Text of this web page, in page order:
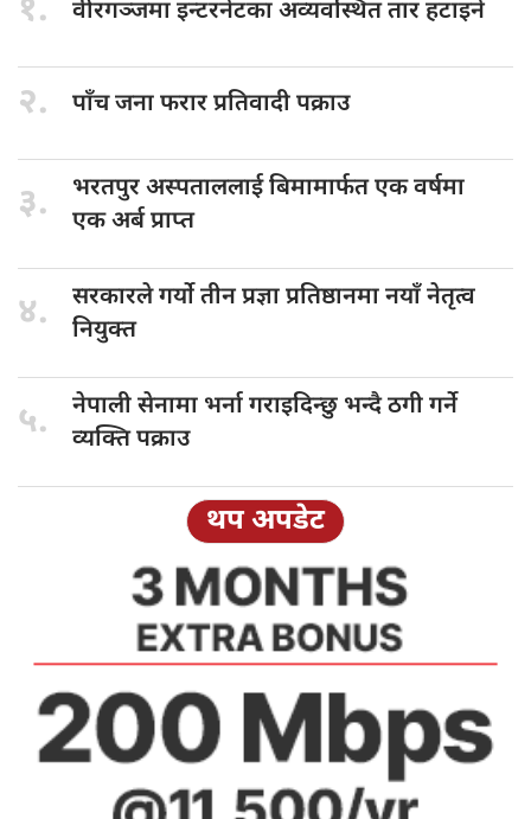
१. वीरगञ्जमा इन्टरनेटकाअव्यवस्थित तार हटाइने
२. पाँच जनाफरार प्रतिवादी पक्राउ
३. भरतपुर अस्पताललाईबिमामार्फत एक वर्षमा
एक अर्ब प्राप्त
४. सरकारले गर्योतीन प्रज्ञा प्रतिष्ठानमा नयाँ नेतृत्व
नियुक्त
५. नेपाली सेनामा भर्ना गराइदिन्छु भन्दै ठगी गर्ने
व्यक्ति पक्राउ
थप अपडेट